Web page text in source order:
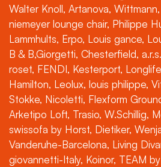
Walter Knoll, Artanova,
niemeyer lounge chair, Philippe
Lammhults, Erpo, Louis gance,
B & B,Giorgetti, Chesterfield,
roset, FENDI, Kesterport,
Hamilton, Leolux, louis philippe,
Stokke, Nicoletti, Flexform
Arketipo Loft, Trasio, W.Schillig,
swissofa by Horst, Dietiker,
Vanderuhe-Barcelona, Living
giovannetti-Italy, Koinor, TEAM